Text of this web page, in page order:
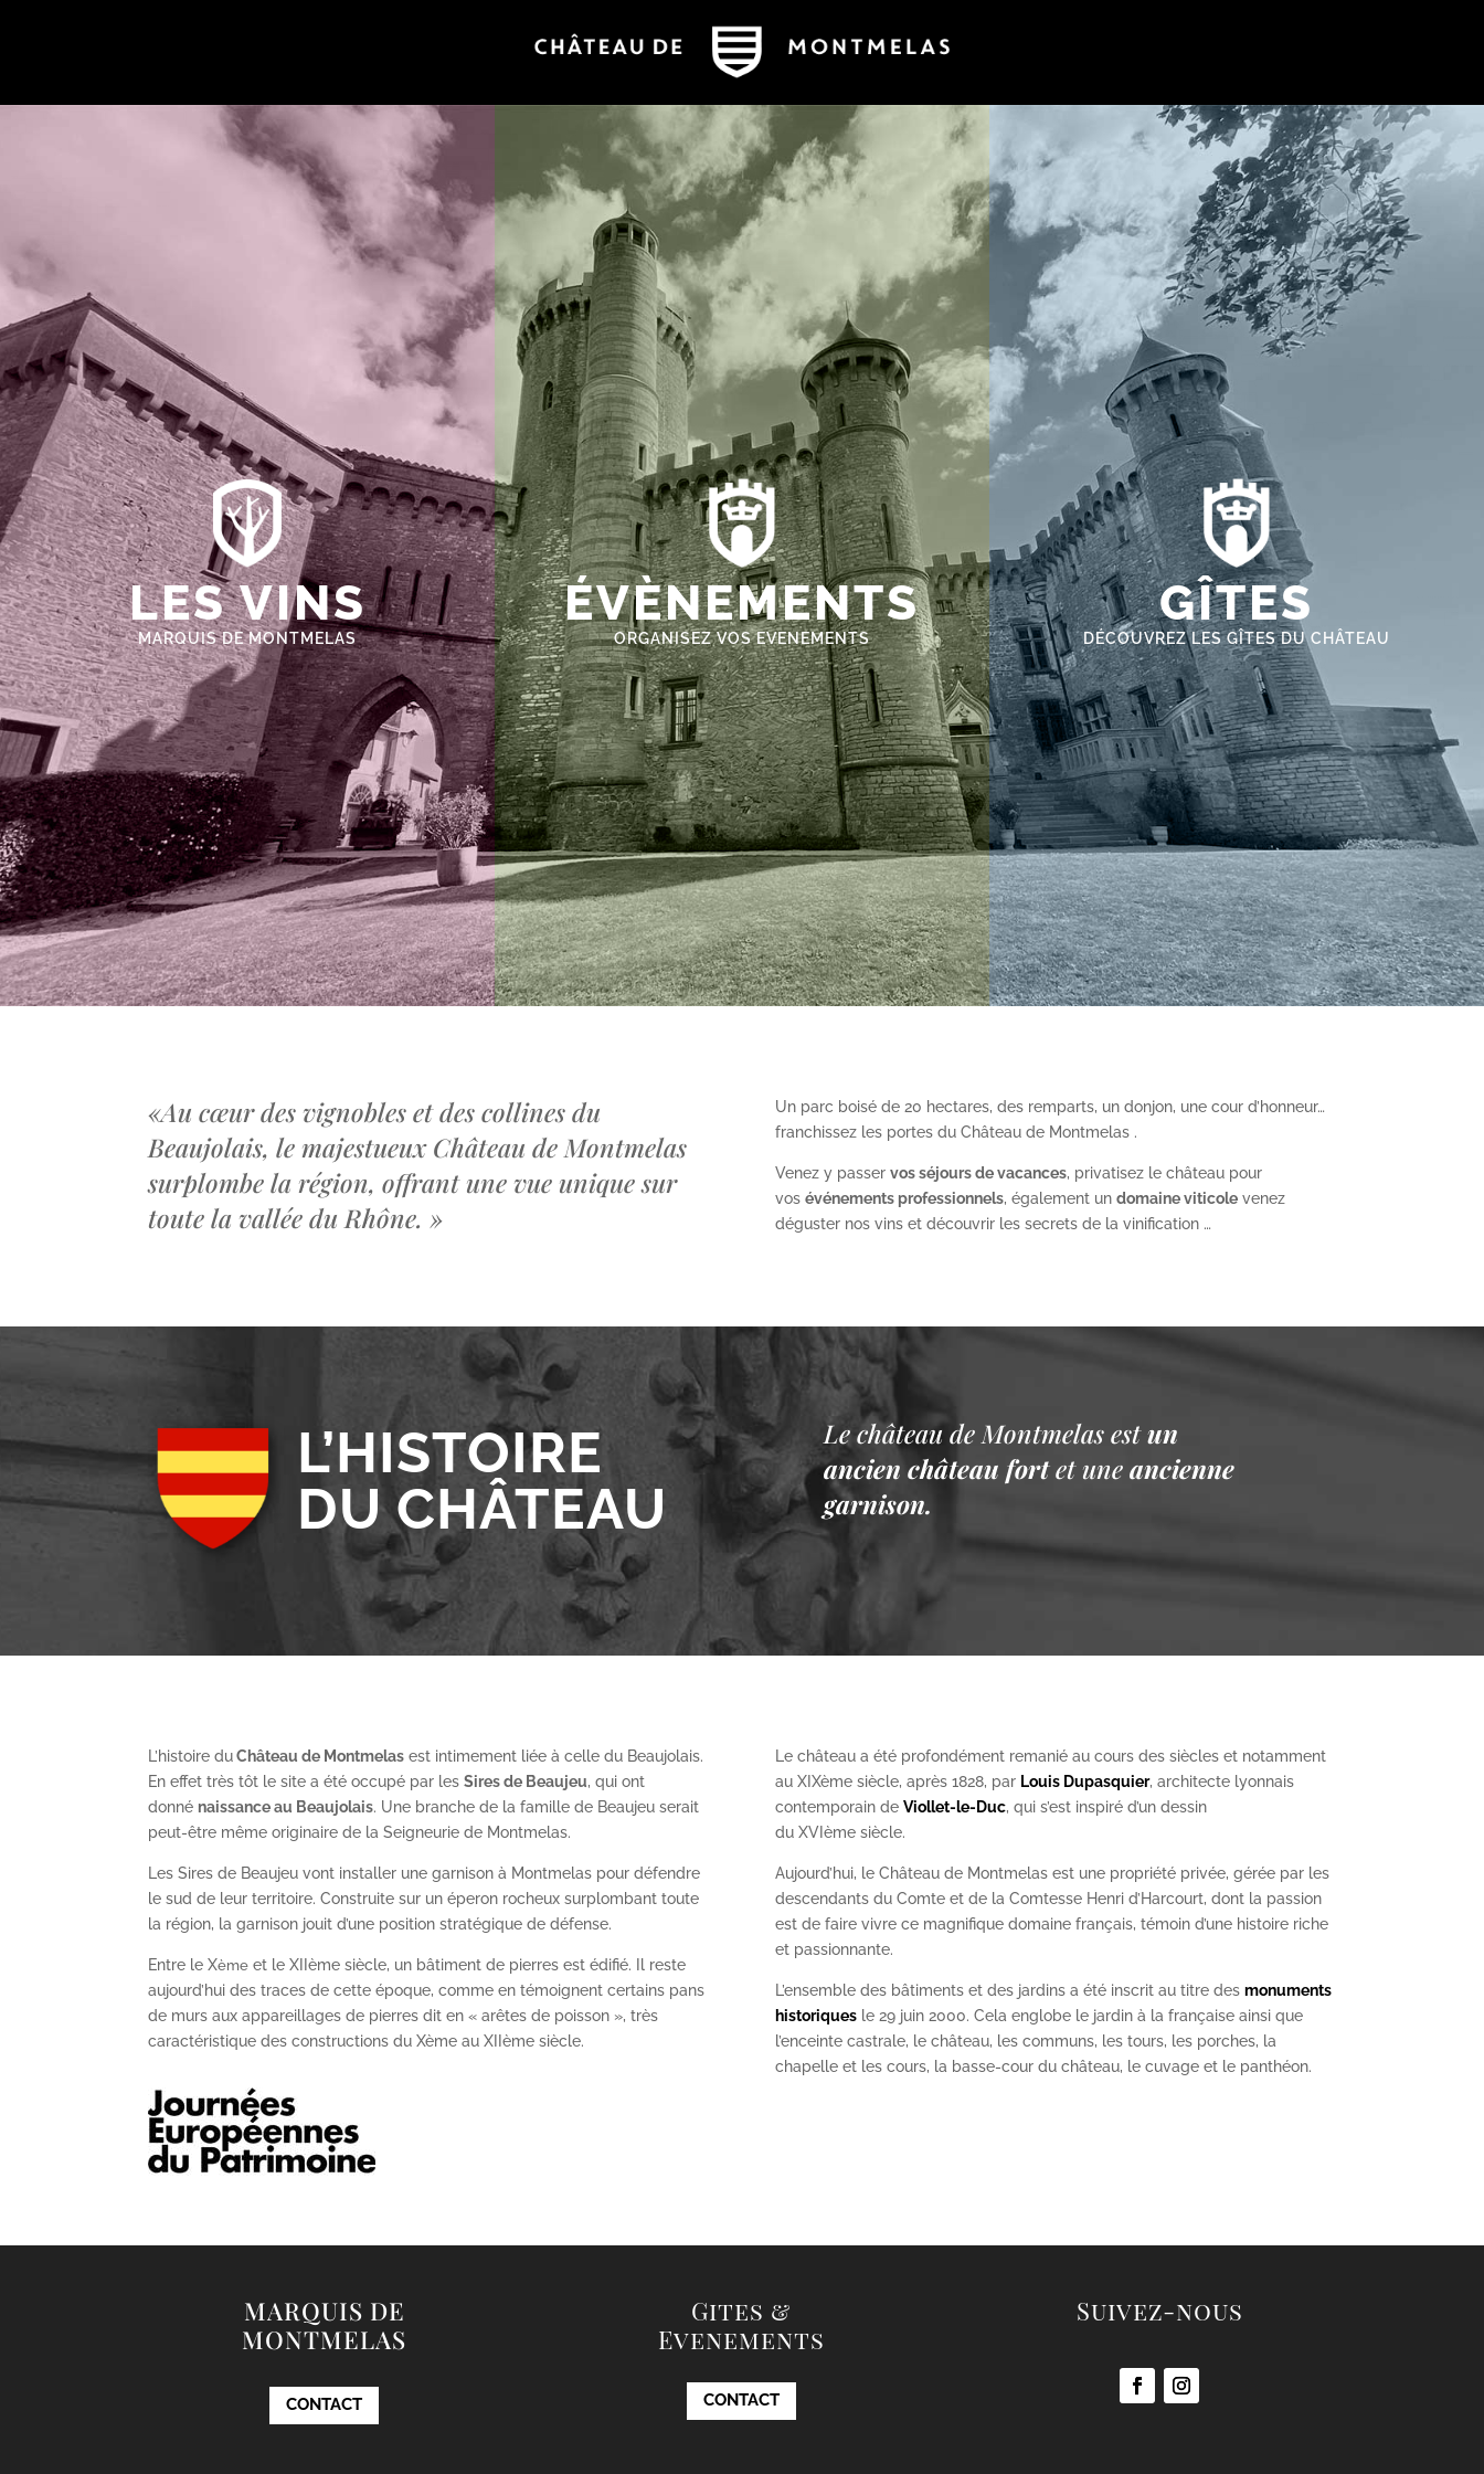
LES VINS
MARQUIS DE MONTMELAS
ÉVÈNEMENTS
ORGANISEZ VOS EVENEMENTS
GÎTES
DÉCOUVREZ LES GÎTES DU CHÂTEAU
«Au cœur des vignobles et des collines du
Beaujolais, le majestueux Château de Montmelas
surplombe la région, offrant une vue unique sur
toute la vallée du Rhône. »
Un parc boisé de 20 hectares, des remparts, un donjon, une cour d’honneur…
franchissez les portes du Château de Montmelas .
Venez y passer vos séjours de vacances, privatisez le château pour
vos événements professionnels, également un domaine viticolevenez
déguster nos vins et découvrir les secrets de la vinification …
L’HISTOIRE
DU CHÂTEAU
Le château de Montmelas est un
ancien château fort et une ancienne
garnison.
L’histoire duChâteau de Montmelas est intimement liée à celle du Beaujolais.
En effet très tôt le site a été occupé par lesSires de Beaujeu, qui ont
donné naissance au Beaujolais. Une branche de la famille de Beaujeu serait
peut-être même originaire de la Seigneurie de Montmelas.
Les Sires de Beaujeu vont installer une garnison à Montmelas pour défendre
le sud de leur territoire. Construite sur un éperon rocheux surplombant toute
la région, la garnison jouit d’une position stratégique de défense.
Entre le Xème et le XIIème siècle, un bâtiment de pierres est édifié. Il reste
aujourd’hui des traces de cette époque, comme en témoignent certains pans
de murs aux appareillages de pierres dit en « arêtes de poisson », très
caractéristique des constructions du Xème au XIIème siècle.
Le château a été profondément remanié au cours des siècles et notamment
au XIXèmesiècle, après 1828, par Louis Dupasquier, architecte lyonnais
contemporain de Viollet-le-Duc, qui s’est inspiré d’un dessin
du XVI èmesiècle.
Aujourd’hui, le Château de Montmelas est une propriété privée, gérée par les
descendants du Comte et de la Comtesse Henri d’Harcourt, dont la passion
est de faire vivre ce magnifique domaine français, témoin d’une histoire riche
et passionnante.
L’ensemble des bâtiments et des jardins a été inscrit au titre des monuments
historiquesle 29 juin 2000. Cela englobe le jardin à la française ainsi que
l’enceinte castrale, le château, les communs, les tours, les porches, la
chapelle et les cours, la basse-cour du château, le cuvage et le panthéon.
MARQUIS DE
MONTMELAS
CONTACT
Gites &
Evenements
CONTACT
Suivez-nous